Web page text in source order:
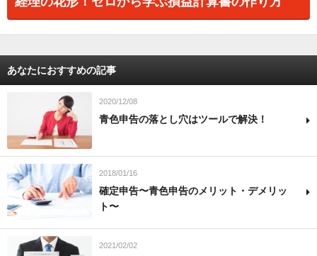
あなたにおすすめの記事
2020/12/08
青色申告の落とし穴はツールで解決！
2018/01/16
確定申告〜青色申告のメリット・デメリッ
ト〜
2021/02/02